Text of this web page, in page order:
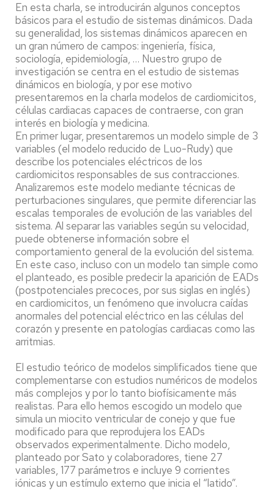
En esta charla, se introducirán algunos conceptos
básicos para el estudio de sistemas dinámicos. Dada
su generalidad, los sistemas dinámicos aparecen en
un gran número de campos: ingeniería, física,
sociología, epidemiología, … Nuestro grupo de
investigación se centra en el estudio de sistemas
dinámicos en biología, y por ese motivo
presentaremos en la charla modelos de cardiomicitos,
células cardiacas capaces de contraerse, con gran
interés en biología y medicina.
En primer lugar, presentaremos un modelo simple de 3
variables (el modelo reducido de Luo-Rudy) que
describe los potenciales eléctricos de los
cardiomicitos responsables de sus contracciones.
Analizaremos este modelo mediante técnicas de
perturbaciones singulares, que permite diferenciar las
escalas temporales de evolución de las variables del
sistema. Al separar las variables según su velocidad,
puede obtenerse información sobre el
comportamiento general de la evolución del sistema.
En este caso, incluso con un modelo tan simple como
el planteado, es posible predecir la aparición de EADs
(postpotenciales precoces, por sus siglas en inglés)
en cardiomicitos, un fenómeno que involucra caídas
anormales del potencial eléctrico en las células del
corazón y presente en patologías cardiacas como las
arritmias.
El estudio teórico de modelos simplificados tiene que
complementarse con estudios numéricos de modelos
más complejos y por lo tanto biofísicamente más
realistas. Para ello hemos escogido un modelo que
simula un miocito ventricular de conejo y que fue
modificado para que reprodujera los EADs
observados experimentalmente. Dicho modelo,
planteado por Sato y colaboradores, tiene 27
variables, 177 parámetros e incluye 9 corrientes
iónicas y un estímulo externo que inicia el “latido”.